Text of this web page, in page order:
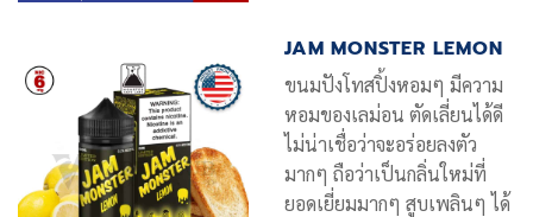
JAM MONSTER LEMON
ขนมปังโทสปิ้งหอมๆ มีความ
หอมของเลม่อน ตัดเลี่ยนได้ดี
ไม่น่าเชื่อว่าจะอร่อยลงตัว
มากๆ ถือว่าเป็นกลิ่นใหม่ที่
ยอดเยี่ยมมากๆ สูบเพลินๆ ได้